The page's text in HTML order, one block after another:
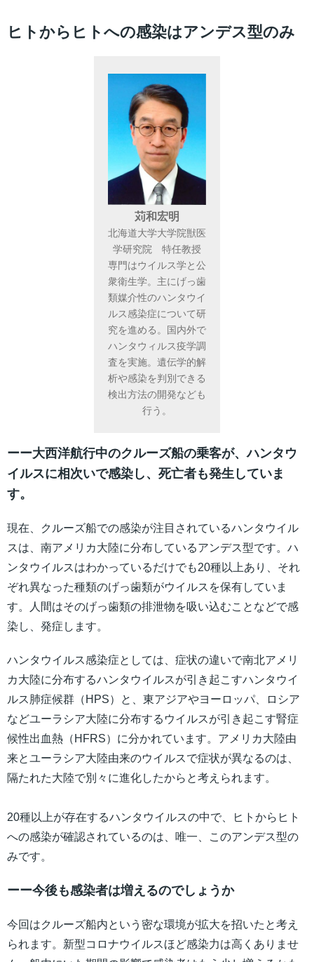
ヒトからヒトへの感染はアンデス型のみ
苅和宏明
北海道大学大学院獣医
学研究院 特任教授
専門はウイルス学と公
衆衛生学。主にげっ歯
類媒介性のハンタウイ
ルス感染症について研
究を進める。国内外で
ハンタウィルス疫学調
査を実施。遺伝学的解
析や感染を判別できる
検出方法の開発なども
行う。
ーー大西洋航行中のクルーズ船の乗客が、ハンタウ
イルスに相次いで感染し、死亡者も発生していま
す。
現在、クルーズ船での感染が注目されているハンタウイル
スは、南アメリカ大陸に分布しているアンデス型です。ハ
ンタウイルスはわかっているだけでも20種以上あり、それ
ぞれ異なった種類のげっ歯類がウイルスを保有していま
す。人間はそのげっ歯類の排泄物を吸い込むことなどで感
染し、発症します。
ハンタウイルス感染症としては、症状の違いで南北アメリ
カ大陸に分布するハンタウイルスが引き起こすハンタウイ
ルス肺症候群（HPS）と、東アジアやヨーロッパ、ロシア
などユーラシア大陸に分布するウイルスが引き起こす腎症
候性出血熱（HFRS）に分かれています。アメリカ大陸由
来とユーラシア大陸由来のウイルスで症状が異なるのは、
隔たれた大陸で別々に進化したからと考えられます。
20種以上が存在するハンタウイルスの中で、ヒトからヒト
への感染が確認されているのは、唯一、このアンデス型の
みです。
ーー今後も感染者は増えるのでしょうか
今回はクルーズ船内という密な環境が拡大を招いたと考え
られます。新型コロナウイルスほど感染力は高くありませ